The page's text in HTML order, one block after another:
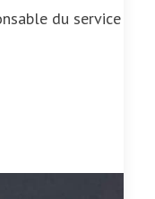
du service